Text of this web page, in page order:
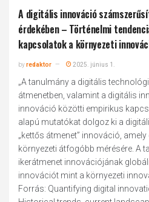
A digitális innováció
érdekében – Történelmi
kapcsolatok a környezeti
byredaktor 2025. június 1.
„A tanulmány a digitális
átmenetben, valamint a digitális
innováció közötti empirikus
alapú mutatókat dolgoz ki a
„kettős átmenet” innováció,
környezeti átfogóbb mérésére. A
ikerátmenet innovációjának
innovációt mint a környezeti
Forrás: Quantifying digital